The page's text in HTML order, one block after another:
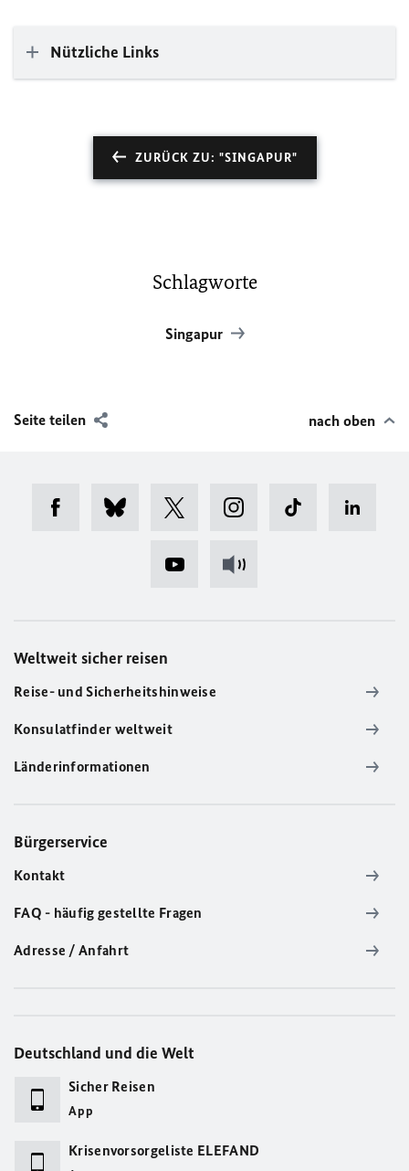
Nützliche Links
ZURÜCK ZU: "SINGAPUR"
Schlagworte
Singapur
Seite teilen nach oben
Weltweit sicher reisen
Reise- und Sicherheitshinweise
Konsulatfinder weltweit
Länderinformationen
Bürgerservice
Kontakt
FAQ - häufig gestellte Fragen
Adresse / Anfahrt
Deutschland und die Welt
Sicher Reisen
App
Krisenvorsorgeliste ELEFAND